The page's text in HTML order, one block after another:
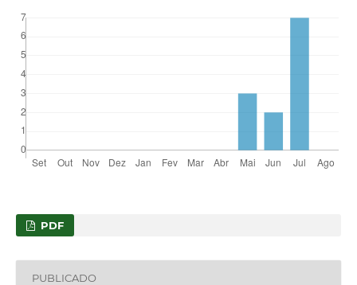
PDF
PUBLICADO